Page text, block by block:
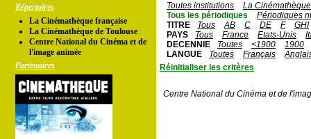
Répertoires
La Cinémathèque française
La Cinémathèque de Toulouse
Centre National du Cinéma et de
l'image animée
Partenaires
Toutes institutions
La
Tous les périodiques
Périodiques
TITRE
Tous AB C DE F
GHI
PAYS
Tous France Etats-Unis
DECENNIE
Toutes <1900
1900
LANGUE
Toutes Français
Réinitialiser les critères
Centre National du Cinéma et de